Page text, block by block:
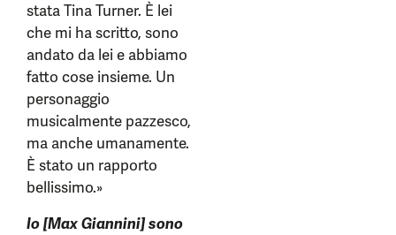
stata Tina Turner. È lei
che mi ha scritto, sono
andato da lei e abbiamo
fatto cose insieme. Un
personaggio
musicalmente pazzesco,
ma anche umanamente.
È stato un rapporto
bellissimo.»
Io [Max Giannini] sono